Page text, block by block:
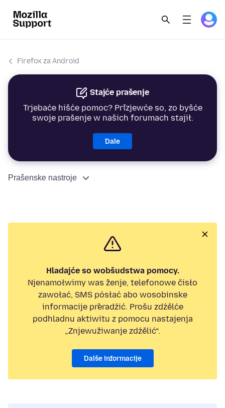
Firefox za Android
Stajće prašenje
Trjebaće hišće pomoc? Přizjewće so, zo byšće
swoje prašenje w našich forumach stajił.
Dale
Prašenske nastroje
Hladajće so wobšudstwa pomocy.
Njenamołwimy was ženje, telefonowe čisło
zawołać, SMS pósłać abo wosobinske
informacije přeradźić. Prošu zdźělće
podhladnu aktiwitu z pomocu nastajenja
„Znjewužiwanje zdźělić“.
Dalše informacije